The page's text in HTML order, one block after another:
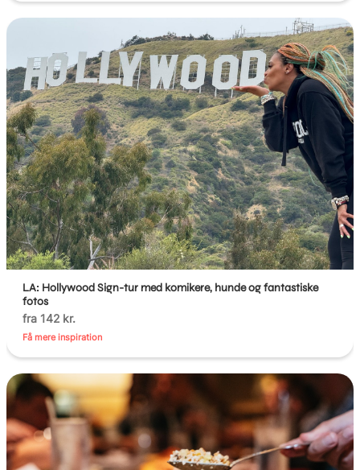
LA: Hollywood Sign-tur med komikere, hunde og fantastiske
fotos
fra 142 kr.
Få mere inspiration